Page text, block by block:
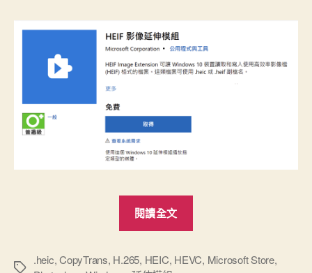
閱讀全文
HEIC”
標
.heic,CopyTrans, H.265, HEIC, HEVC, Microsoft Store,